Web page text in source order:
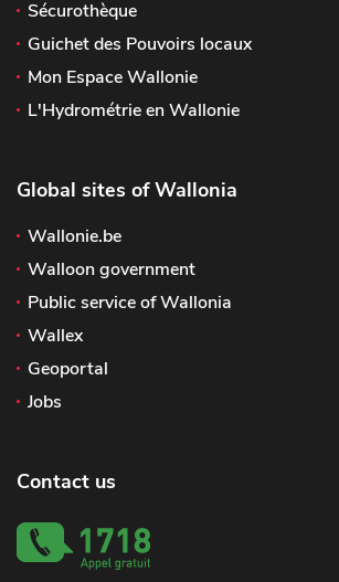
Sécurothèque
Guichet des Pouvoirs locaux
Mon Espace Wallonie
L'Hydrométrie en Wallonie
Global sites of Wallonia
Wallonie.be
Walloon government
Public service of Wallonia
Wallex
Geoportal
Jobs
Contact us